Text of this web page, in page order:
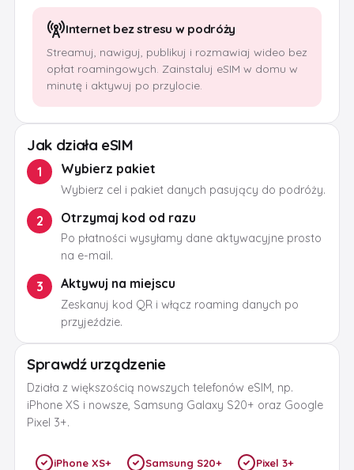
Internet bez stresu w podróży
Streamuj, nawiguj, publikuj i rozmawiaj wideo bez
opłat roamingowych. Zainstaluj eSIM w domu w
minutę i aktywuj po przylocie.
Jak działa eSIM
1 Wybierz pakiet
Wybierz cel i pakiet danych pasujący do podróży.
2 Otrzymaj kod od razu
Po płatności wysyłamy dane aktywacyjne prosto
na e-mail.
3 Aktywuj na miejscu
Zeskanuj kod QR i włącz roaming danych po
przyjeździe.
Sprawdź urządzenie
Działa z większością nowszych telefonów eSIM, np.
iPhone XS i nowsze, Samsung Galaxy S20+ oraz Google
Pixel 3+.
iPhone XS+ Samsung S20+ Pixel 3+